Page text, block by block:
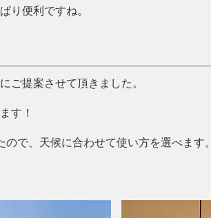
り便利ですね。
ご提案させて頂きました。
す！
で、天候に合わせて使い方を選べます。